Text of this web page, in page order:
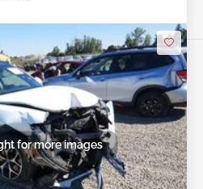
for more images